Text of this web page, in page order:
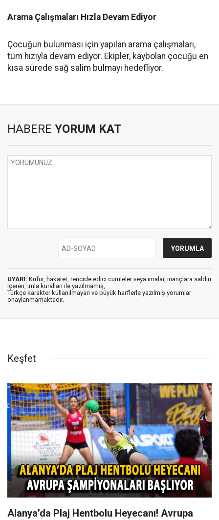
Arama Çalışmaları Hızla Devam Ediyor
Çocuğun bulunması için yapılan arama çalışmaları,
tüm hızıyla devam ediyor. Ekipler, kaybolan çocuğu en
kısa sürede sağ salim bulmayı hedefliyor.
HABERE YORUM KAT
UYARI: Küfür, hakaret, rencide edici cümleler veya imalar, inançlara saldırı
içeren, imla kuralları ile yazılmamış,
Türkçe karakter kullanılmayan ve büyük harflerle yazılmış yorumlar
onaylanmamaktadır.
Keşfet
Alanya’da Plaj Hentbolu Heyecanı! Avrupa